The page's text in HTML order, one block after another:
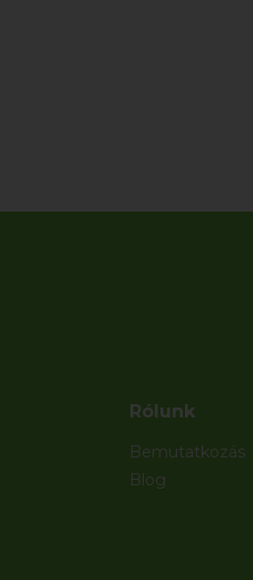
Rólunk
Bemutatkozás
Blog